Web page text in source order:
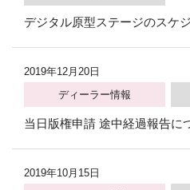
デジタル原型ステージのスケ
2019年12月20日
ディーラー情報
当日版権申請 途中経過報告に
2019年10月15日